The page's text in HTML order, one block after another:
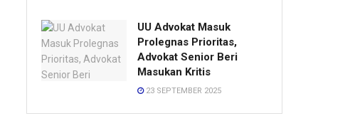
UU Advokat Masuk
Prolegnas Prioritas,
Advokat Senior Beri
Masukan Kritis
23 SEPTEMBER 2025